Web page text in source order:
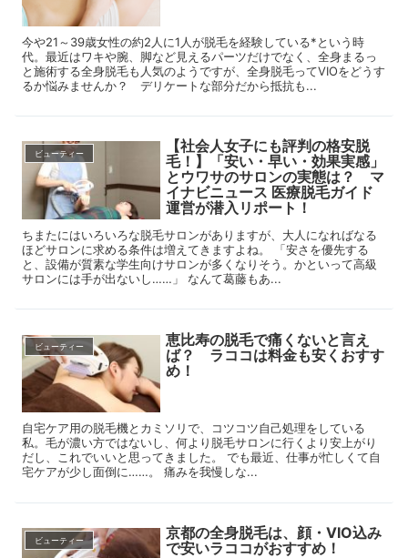
今や21～39歳女性の約2人に1人が脱毛を経験している*という時
代。最近はワキや腕、脚など見えるパーツだけでなく、全身まるっ
と施術する全身脱毛も人気のようですが、全身脱毛ってVIOをどうす
るか悩みませんか？ デリケートな部分だから抵抗も...
ビューティー
【社会人女子にも評判の格安脱
毛！】「安い・早い・効果実感」
とウワサのサロンの実態は？ マ
イナビニュース 医療脱毛ガイド
運営が潜入リポート！
ちまたにはいろいろな脱毛サロンがありますが、大人になればなる
ほどサロンに求める条件は増えてきますよね。 「安さを優先する
と、設備が質素な学生向けサロンが多くなりそう。かといって高級
サロンには手が出ないし……」 なんて葛藤もあ...
ビューティー
恵比寿の脱毛で痛くないと言え
ば？ ラココは料金も安くおすす
め！
自宅ケア用の脱毛機とカミソリで、コツコツ自己処理をしている
私。毛が濃い方ではないし、何より脱毛サロンに行くより安上がり
だし、これでいいと思ってきました。 でも最近、仕事が忙しくて自
宅ケアが少し面倒に……。 痛みを我慢しな...
ビューティー
京都の全身脱毛は、顔・VIO込み
で安いラココがおすすめ！